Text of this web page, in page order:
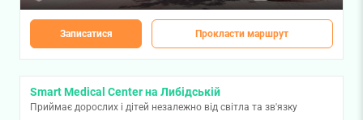
Записатися Прокласти маршрут
Smart Medical Center на Либідській
Приймає дорослих і дітей незалежно від світла та зв'язку